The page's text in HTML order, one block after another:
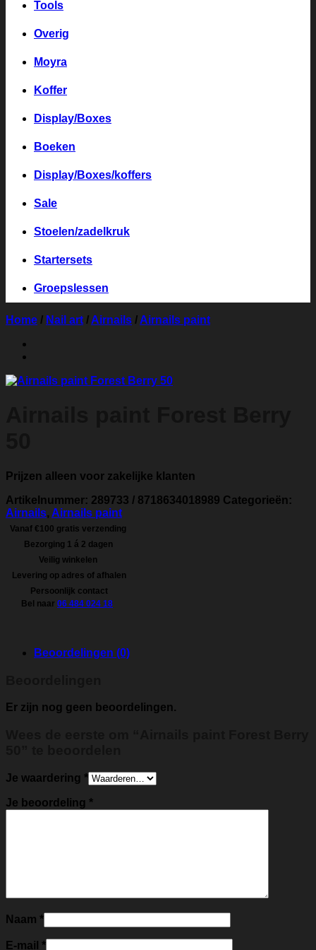
Tools
Overig
Moyra
Koffer
Display/Boxes
Boeken
Display/Boxes/koffers
Sale
Stoelen/zadelkruk
Startersets
Groepslessen
Home / Nail art / Airnails / Airnails paint
Prijzen alleen voor zakelijke klanten
Artikelnummer: 289733 / 8718634018989 Categorieën:
Airnails, Airnails paint
Vanaf €100 gratis verzending
Bezorging 1 á 2 dagen
Veilig winkelen
Levering op adres of afhalen
Persoonlijk contact
Bel naar 06 484 024 18
Beoordelingen (0)
Er zijn nog geen beoordelingen.
Je waardering *
Je beoordeling *
Naam *
E-mail *